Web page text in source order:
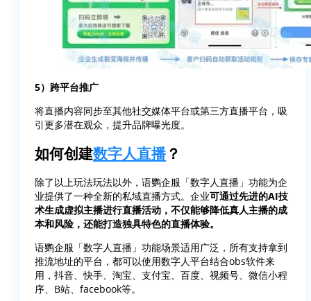
5）跨平台推广
将直播内容同步至其他社交媒体平台或第三方直播平台，吸
引更多潜在观众，提升品牌曝光度。
如何创建数字人直播？
除了以上玩法玩法以外，语鹦企服「数字人直播」功能为企
业提供了一种全新的私域直播方式。企业可通过先进的AI技
术生成虚拟主播进行直播活动，不仅能够降低真人主播的成
本和风险，还能打造独具特色的直播体验。
语鹦企服「数字人直播」功能场景适用广泛，所有支持拿到
推流地址的平台，都可以使用数字人平台结合obs软件来
用，抖音、快手、淘宝、支付宝、百度、视频号、微信小程
序、B站、facebook等。